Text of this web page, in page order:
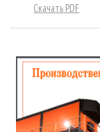
Скачать PDF